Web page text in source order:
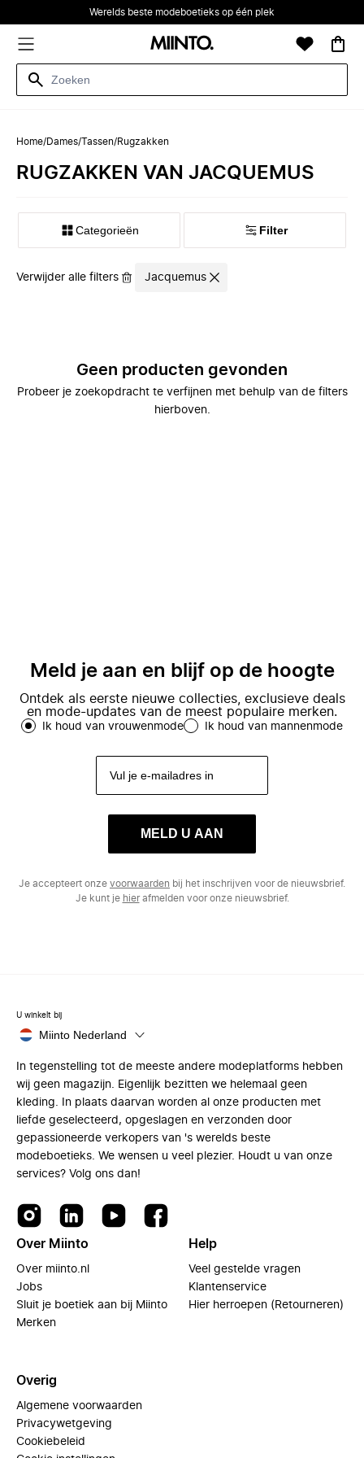
Werelds beste modeboetieks op één plek
Home/Dames/Tassen/Rugzakken
RUGZAKKEN VAN JACQUEMUS
Categorieën Filter
Verwijder alle filters Jacquemus
Geen producten gevonden
Probeer je zoekopdracht te verfijnen met behulp van de filters
hierboven.
Meld je aan en blijf op de hoogte
Ontdek als eerste nieuwe collecties, exclusieve deals
en mode-updates van de meest populaire merken.
Ik houd van vrouwenmode Ik houd van mannenmode
MELD U AAN
Je accepteert onze voorwaarden bij het inschrijven voor de nieuwsbrief.
Je kunt je hierafmelden voor onze nieuwsbrief.
U winkelt bij
Miinto Nederland
In tegenstelling tot de meeste andere modeplatforms hebben
wij geen magazijn. Eigenlijk bezitten we helemaal geen
kleding. In plaats daarvan worden al onze producten met
liefde geselecteerd, opgeslagen en verzonden door
gepassioneerde verkopers van 's werelds beste
modeboetieks. We wensen u veel plezier. Houdt u van onze
services? Volg ons dan!
Over Miinto
Over miinto.nl
Jobs
Sluit je boetiek aan bij Miinto
Merken
Help
Veel gestelde vragen
Klantenservice
Hier herroepen (Retourneren)
Overig
Algemene voorwaarden
Privacywetgeving
Cookiebeleid